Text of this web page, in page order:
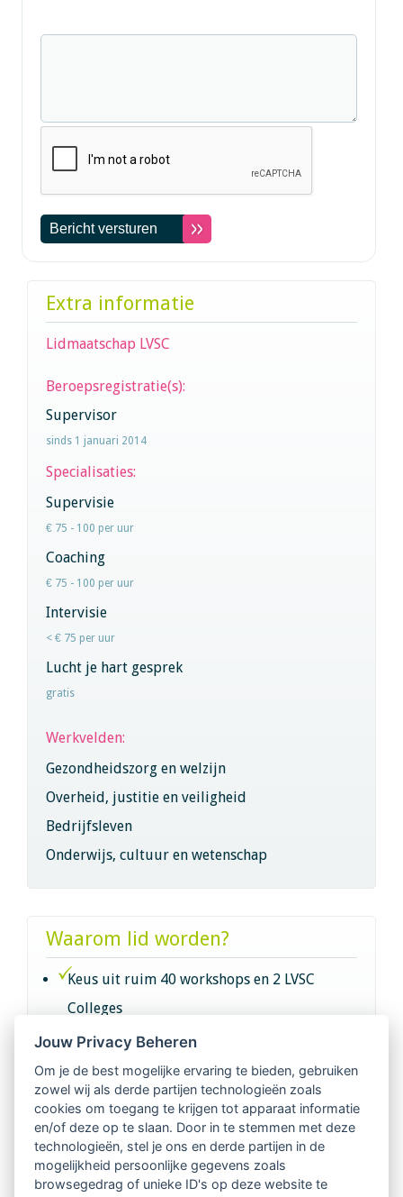
Extra informatie
Lidmaatschap LVSC
Beroepsregistratie(s):
Supervisor
sinds 1 januari 2014
Specialisaties:
Supervisie
€ 75 - 100 per uur
Coaching
€ 75 - 100 per uur
Intervisie
< € 75 per uur
Lucht je hart gesprek
gratis
Werkvelden:
Gezondheidszorg en welzijn
Overheid, justitie en veiligheid
Bedrijfsleven
Onderwijs, cultuur en wetenschap
Waarom lid worden?
Keus uit ruim 40 workshops en 2 LVSC
Colleges
Intervisie met geregistreerde vakgenoten
Netwerk van 2100 professionals in 14
regio's
Vindbaar voor opdrachtgevers
Jouw Privacy Beheren
Om je de best mogelijke ervaring te bieden, gebruiken
zowel wij als derde partijen technologieën zoals
cookies om toegang te krijgen tot apparaat informatie
en/of deze op te slaan. Door in te stemmen met deze
technologieën, stel je ons en derde partijen in de
mogelijkheid persoonlijke gegevens zoals
browsegedrag of unieke ID's op deze website te